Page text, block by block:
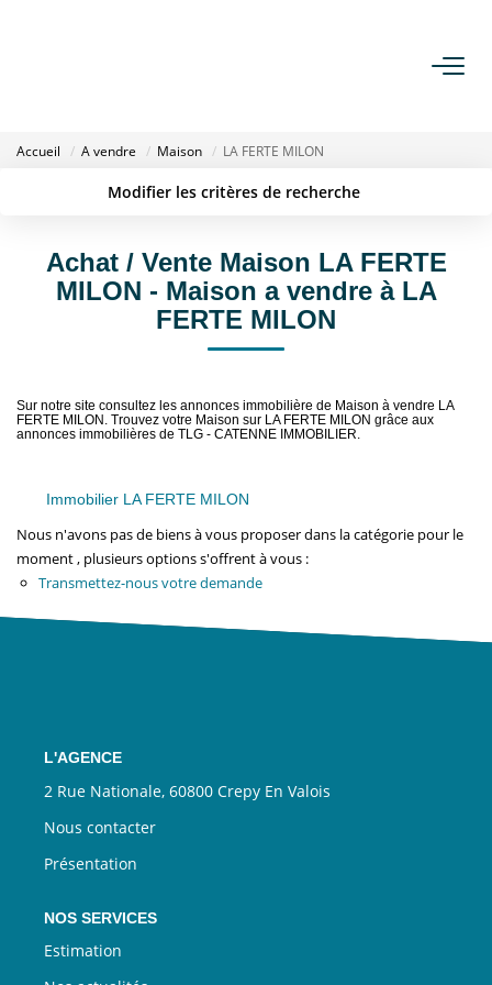
GESTION
Qui Sommes Nous
Nous Rejoindre
CONTACT
Accueil A vendre Maison LA FERTE MILON
Modifier les critères de recherche
Type de bien
Budget max Plus de critères
Achat / Vente Maison LA FERTE
MILON - Maison a vendre à LA
FERTE MILON
Sur notre site consultez les annonces immobilière de Maison à vendre LA
FERTE MILON. Trouvez votre Maison sur LA FERTE MILON grâce aux
annonces immobilières de TLG - CATENNE IMMOBILIER.
Immobilier LA FERTE MILON
Nous n'avons pas de biens à vous proposer dans la catégorie pour le
moment , plusieurs options s'offrent à vous :
Transmettez-nous votre demande
L'AGENCE
2 Rue Nationale, 60800 Crepy En Valois
Nous contacter
Présentation
NOS SERVICES
Estimation